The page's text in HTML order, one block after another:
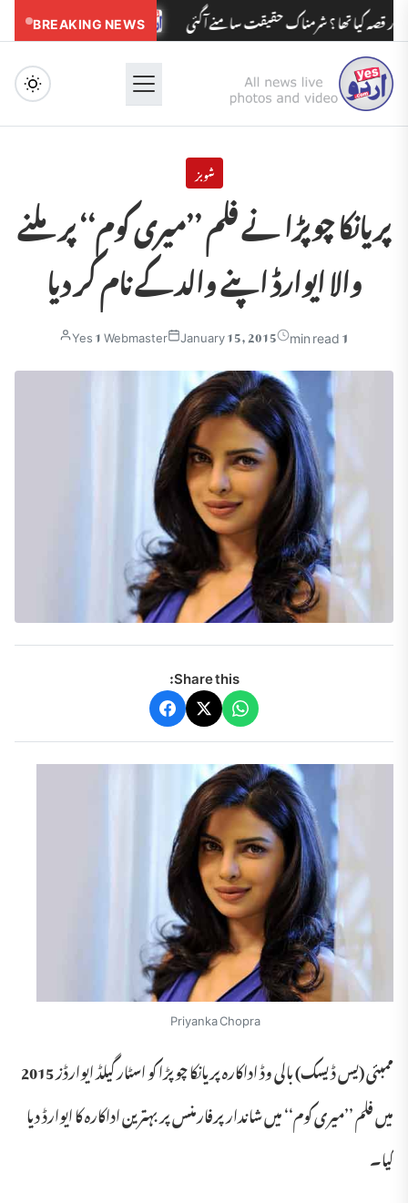
BREAKING NEWS تھا ؟ شرمناک حقیقت سامنے آگئی مدرسوں کے بچوں کو مولویوں کی
Menu
شوبز
پریانکا چوپڑا نے فلم ’’میری کوم‘‘ پر ملنے
والا ایوارڈ اپنے والد کے نام کر دیا
Yes 1 Webmaster January 15, 2015 1 min read
Share this:
Priyanka Chopra
ممبئی (یس ڈیسک) بالی وڈ اداکارہ پریانکا چوپڑا کو اسٹار گیلڈ ایوارڈز 2015
میں فلم ’’میری کوم‘‘ میں شاندار پرفارمنس پر بہترین اداکارہ کا ایوارڈ دیا
گیا۔